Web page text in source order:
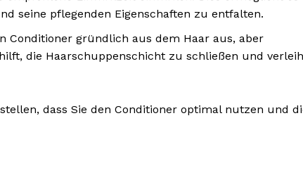
seine pflegenden Eigenschaften zu entfalten.
Conditioner gründlich aus dem Haar aus, aber
die Haarschuppenschicht zu schließen und
dass Sie den Conditioner optimal nutzen und